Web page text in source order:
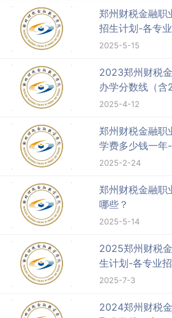
郑州财税金融职
招生计划-各专
2025-5-15
2023郑州财税
办学分数线（含
2025-4-12
郑州财税金融职
学费多少钱一年
2025-2-24
郑州财税金融职
哪些？
2025-5-14
2025郑州财税
生计划-各专业
2025-7-3
2024郑州财税